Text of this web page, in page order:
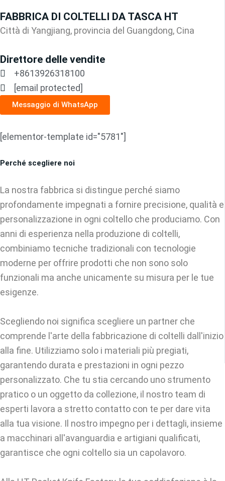
FABBRICA DI COLTELLI DA TASCA HT
Città di Yangjiang, provincia del Guangdong, Cina
Direttore delle vendite
+8613926318100
[email protected]
Messaggio di WhatsApp
[elementor-template id="5781"]
Perché scegliere noi
La nostra fabbrica si distingue perché siamo
profondamente impegnati a fornire precisione, qualità e
personalizzazione in ogni coltello che produciamo. Con
anni di esperienza nella produzione di coltelli,
combiniamo tecniche tradizionali con tecnologie
moderne per offrire prodotti che non sono solo
funzionali ma anche unicamente su misura per le tue
esigenze.
Scegliendo noi significa scegliere un partner che
comprende l'arte della fabbricazione di coltelli dall'inizio
alla fine. Utilizziamo solo i materiali più pregiati,
garantendo durata e prestazioni in ogni pezzo
personalizzato. Che tu stia cercando uno strumento
pratico o un oggetto da collezione, il nostro team di
esperti lavora a stretto contatto con te per dare vita
alla tua visione. Il nostro impegno per i dettagli, insieme
a macchinari all'avanguardia e artigiani qualificati,
garantisce che ogni coltello sia un capolavoro.